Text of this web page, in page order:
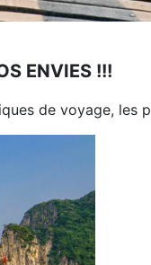
ENVIES !!!
de voyage,